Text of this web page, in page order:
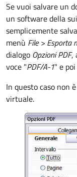
Se vuoi salvare un
un software della
semplicemente
menù File > Esporta
dialogo Opzioni PDF,
voce "PDF/A-1" e
In questo caso non
virtuale.